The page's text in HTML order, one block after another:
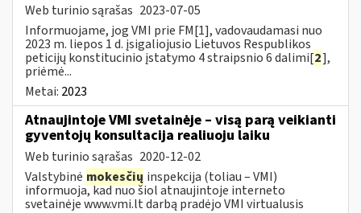
Web turinio sąrašas 2023-07-05
Informuojame, jog VMI prie FM[1], vadovaudamasi nuo
2023 m. liepos 1 d. įsigaliojusio Lietuvos Respublikos
peticijų konstitucinio įstatymo 4 straipsnio 6 dalimi[2],
priėmė...
Metai: 2023
Atnaujintoje VMI svetainėje – visą parą veikianti
gyventojų konsultacija realiuoju laiku
Web turinio sąrašas 2020-12-02
Valstybinė mokesčių inspekcija (toliau – VMI)
informuoja, kad nuo šiol atnaujintoje interneto
svetainėje www.vmi.lt darbą pradėjo VMI virtualusis